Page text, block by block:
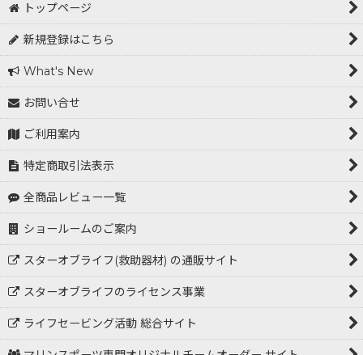
トップページ
新規登録はこちら
What's New
お問い合せ
ご利用案内
特定商取引法表示
全商品レビュー一覧
ショールームのご案内
スターオブライフ(救助器材) の通販サイト
スターオブライフのライセンス事業
ライフセービング活動 総合サイト